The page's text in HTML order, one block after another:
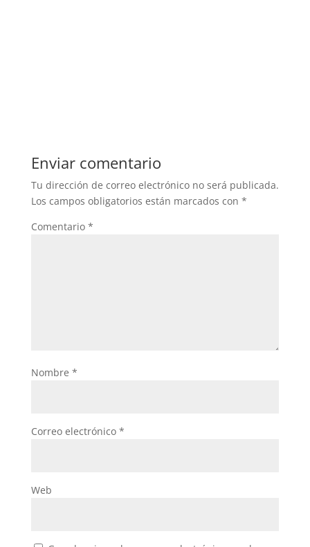
Enviar comentario
Tu dirección de correo electrónico no será publicada.
Los campos obligatorios están marcados con *
Comentario *
Nombre *
Correo electrónico *
Web